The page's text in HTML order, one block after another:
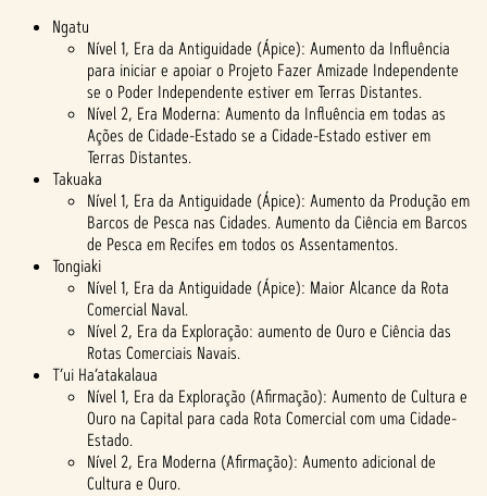
ferên
cia
s
servi
dores
e.
Ngatu
Nível 1, Era da Antiguidade (Ápice): Aumento da Influência
para iniciar e apoiar o Projeto Fazer Amizade Independente
se o Poder Independente estiver em Terras Distantes.
Nível 2, Era Moderna: Aumento da Influência em todas as
Ações de Cidade-Estado se a Cidade-Estado estiver em
Terras Distantes.
Takuaka
Nível 1, Era da Antiguidade (Ápice): Aumento da Produção em
Barcos de Pesca nas Cidades. Aumento da Ciência em Barcos
de Pesca em Recifes em todos os Assentamentos.
Tongiaki
Nível 1, Era da Antiguidade (Ápice): Maior Alcance da Rota
Comercial Naval.
Nível 2, Era da Exploração: aumento de Ouro e Ciência das
Rotas Comerciais Navais.
T’ui Ha’atakalaua
Nível 1, Era da Exploração (Afirmação): Aumento de Cultura e
Ouro na Capital para cada Rota Comercial com uma Cidade-
Estado.
Nível 2, Era Moderna (Afirmação): Aumento adicional de
Cultura e Ouro.